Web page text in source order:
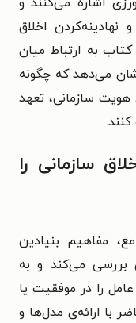
اخلاق
به ارتباط میان
می‌دهد که چگونه
سازمانی، تعهد
سازمانی را
مفاهیم بنیادین
بررسی می‌کند و به
را در موفقیت یا
با ارائه‌ی مدل‌ها و